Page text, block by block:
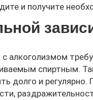
и получите
алкоголизмом
спиртным.
долго и